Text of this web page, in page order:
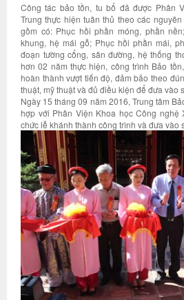
Công tác bảo tồn, tu bổ đã được Phân
Trung thực hiện tuân thủ theo các
gồm có: Phục hồi phần móng, phần
khung, hệ mái gỗ; Phục hồi phần mái,
đoạn tường cổng, sân đường, hệ thống
hơn 02 năm thực hiện, công trình Bảo
hoàn thành vượt tiến độ, đảm bảo theo
thuật, mỹ thuật và đủ điều kiện để đưa vào
Ngày 15 tháng 09 năm 2016, Trung tâm
hợp với Phân Viện Khoa học Công nghệ
chức lễ khánh thành công trình và đưa vào